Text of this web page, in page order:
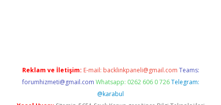
Reklam ve İletişim: E-mail: backlinkpaneli@gmail.com Teams:
forumhizmeti@gmail.com Whatsapp: 0262 606 0 726 Telegram:
@karabul